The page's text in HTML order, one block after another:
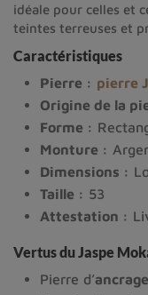
idéale pour celles et
teintes terreuses et
Caractéristiques
Pierre : pierre
Origine de la
Forme :
Monture :
Dimensions :
Taille : 53
Attestation :
Vertus du Jaspe
Pierre d’ancrage